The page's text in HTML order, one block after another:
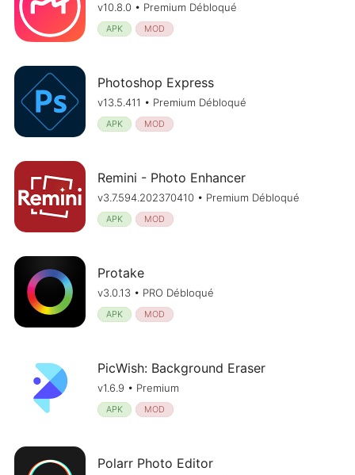
v10.8.0 • Premium Débloqué
APK MOD
Photoshop Express
v13.5.411 • Premium Débloqué
APK MOD
Remini - Photo Enhancer
v3.7.594.202370410 • Premium Débloqué
APK MOD
Protake
v3.0.13 • PRO Débloqué
APK MOD
PicWish: Background Eraser
v1.6.9 • Premium
APK MOD
Polarr Photo Editor